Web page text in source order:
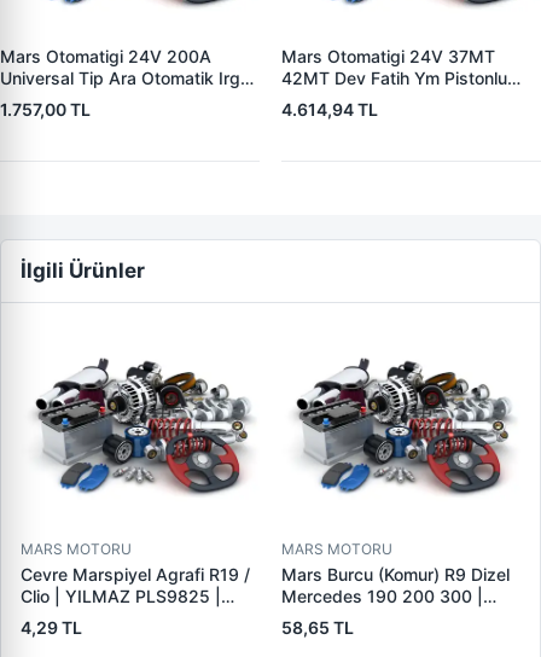
Mars Otomatigi 24V 200A
Universal Tip Ara Otomatik Irgat
| ZM 0404
1.757,00 TL
Mars Otomatigi 24V 37MT
42MT Dev Fatih Ym Pistonlu
Bmc Profesyonel Catterpiller Is
Makinasi | ZM 0361 | OEM
4.614,94 TL
İlgili Ürünler
MARS MOTORU
Cevre Marspiyel Agrafi R19 /
Clio | YILMAZ PLS9825 |
OEM 7703077256
4,29 TL
MARS MOTORU
Mars Burcu (Komur) R9 Dizel
Mercedes 190 200 300 |
GOVA B047
58,65 TL